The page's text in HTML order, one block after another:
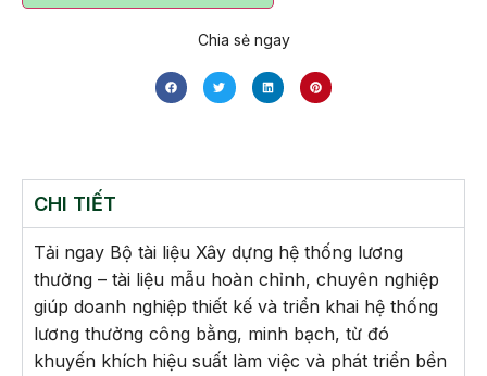
Chia sẻ ngay
CHI TIẾT
Tải ngay Bộ tài liệu Xây dựng hệ thống lương
thưởng – tài liệu mẫu hoàn chỉnh, chuyên nghiệp
giúp doanh nghiệp thiết kế và triển khai hệ thống
lương thưởng công bằng, minh bạch, từ đó
khuyến khích hiệu suất làm việc và phát triển bền